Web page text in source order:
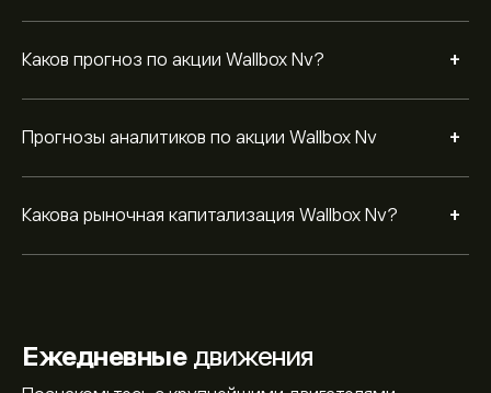
Каков прогноз по акции Wallbox Nv? +
Прогнозы аналитиков по акции Wallbox Nv +
Какова рыночная капитализация Wallbox Nv? +
Ежедневныедвижения